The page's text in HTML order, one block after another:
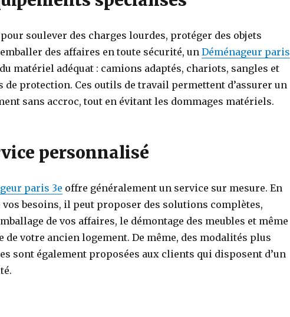
pour soulever des charges lourdes, protéger des objets
des affaires en toute sécurité, un Déménageur paris
matériel adéquat : camions adaptés, chariots, sangles et
de protection. Ces outils de travail permettent d’assurer un
sans accroc, tout en évitant les dommages matériels.
personnalisé
paris 3e offre généralement un service sur mesure. En
besoins, il peut proposer des solutions complètes,
de vos affaires, le démontage des meubles et même
de votre ancien logement. De même, des modalités plus
sont également proposées aux clients qui disposent d’un